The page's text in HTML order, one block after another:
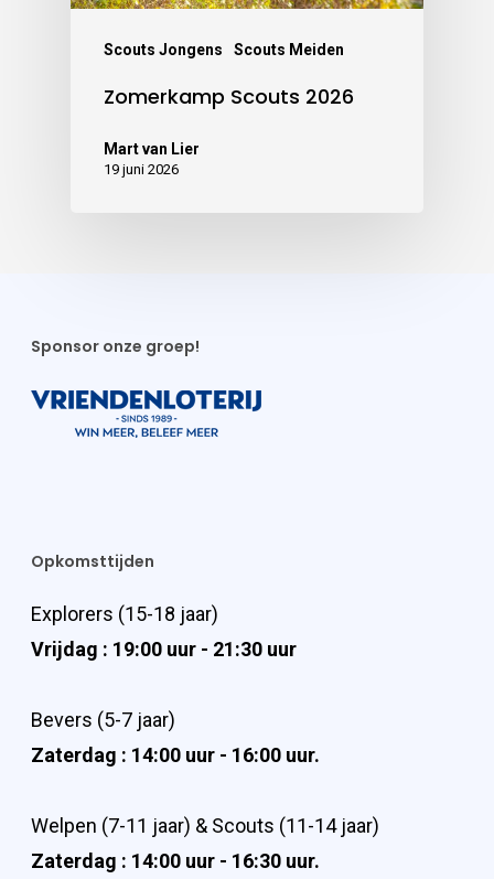
Scouts Jongens Scouts Meiden
Zomerkamp Scouts 2026
Mart van Lier
19 juni 2026
Sponsor onze groep!
Opkomsttijden
Explorers (15-18 jaar)
Vrijdag : 19:00 uur - 21:30 uur
Bevers (5-7 jaar)
Zaterdag : 14:00 uur - 16:00 uur.
Welpen (7-11 jaar) & Scouts (11-14 jaar)
Zaterdag : 14:00 uur - 16:30 uur.